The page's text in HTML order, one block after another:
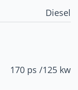
Diesel
170 ps /125 kw